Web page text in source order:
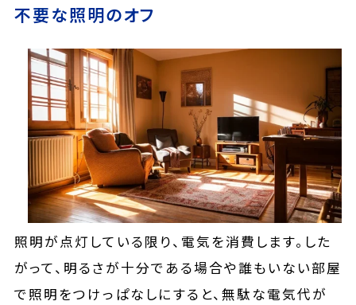
不要な照明のオフ
照明が点灯している限り、電気を消費します。した
がって、明るさが十分である場合や誰もいない部屋
で照明をつけっぱなしにすると、無駄な電気代が